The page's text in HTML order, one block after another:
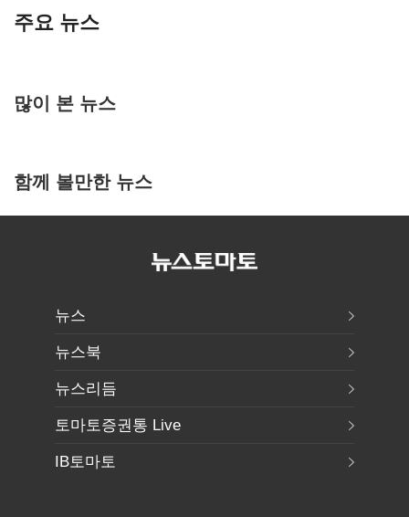
주요 뉴스
많이 본 뉴스
함께 볼만한 뉴스
뉴스
뉴스북
뉴스리듬
토마토증권통 Live
IB토마토